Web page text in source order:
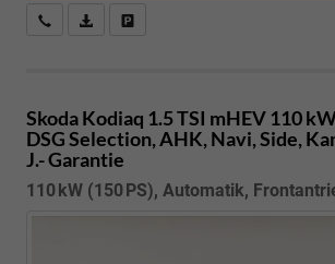
Kostenloser Rückruf-Service
PDF-Datei, Fahrzeugexposé drucken
Skoda Kodiaq 1.5 TSI mHEV 110
DSG Selection, AHK, Navi, Side,
J.- Garantie
110 kW (150 PS), Automatik,